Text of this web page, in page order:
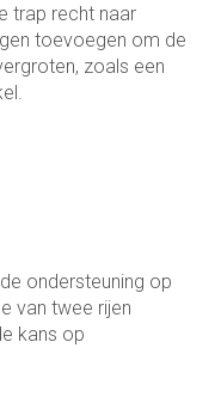
trap recht naar
toevoegen om de
zoals een
ondersteuning op
van twee rijen
kans op